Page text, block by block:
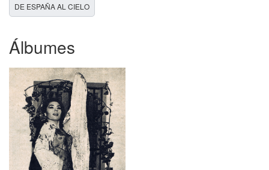
DE ESPAÑA AL CIELO
Álbumes